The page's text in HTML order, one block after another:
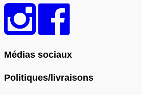
Médias sociaux
Politiques/livraisons